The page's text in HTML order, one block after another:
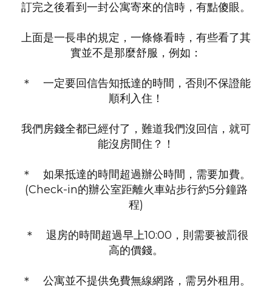
訂完之後看到一封公寓寄來的信時，有點傻眼。
上面是一長串的規定，一條條看時，有些看了其
實並不是那麼舒服，例如：
＊ 一定要回信告知抵達的時間，否則不保證能
順利入住！
我們房錢全都已經付了，難道我們沒回信，就可
能沒房間住？！
＊ 如果抵達的時間超過辦公時間，需要加費。
(Check-in的辦公室距離火車站步行約5分鐘路
程)
＊ 退房的時間超過早上10:00，則需要被罰很
高的價錢。
＊ 公寓並不提供免費無線網路，需另外租用。